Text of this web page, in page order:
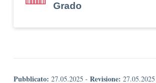
Grado
Pubblicato: 27.05.2025 - Revisione: 27.05.2025